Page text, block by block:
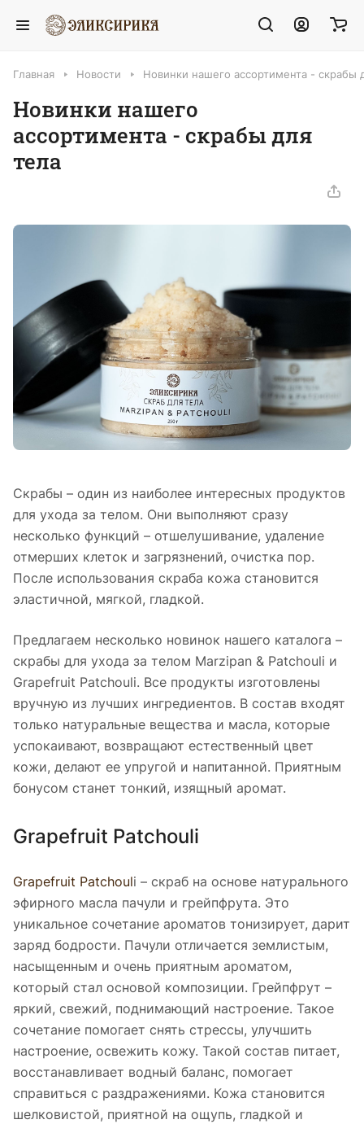
Главная Новости Новинки нашего ассортимента - скрабы
Новинки нашего
ассортимента - скрабы для
тела
Скрабы – один из наиболее интересных продуктов
для ухода за телом. Они выполняют сразу
несколько функций – отшелушивание, удаление
отмерших клеток и загрязнений, очистка пор.
После использования скраба кожа становится
эластичной, мягкой, гладкой.
Предлагаем несколько новинок нашего каталога –
скрабы для ухода за телом Marzipan & Patchouli и
Grapefruit Patchouli. Все продукты изготовлены
вручную из лучших ингредиентов. В состав входят
только натуральные вещества и масла, которые
успокаивают, возвращают естественный цвет
кожи, делают ее упругой и напитанной. Приятным
бонусом станет тонкий, изящный аромат.
Grapefruit Patchouli
Grapefruit Patchouli – скраб на основе натурального
эфирного масла пачули и грейпфрута. Это
уникальное сочетание ароматов тонизирует, дарит
заряд бодрости. Пачули отличается землистым,
насыщенным и очень приятным ароматом,
который стал основой композиции. Грейпфрут –
яркий, свежий, поднимающий настроение. Такое
сочетание помогает снять стрессы, улучшить
настроение, освежить кожу. Такой состав питает,
восстанавливает водный баланс, помогает
справиться с раздражениями. Кожа становится
шелковистой, приятной на ощупь, гладкой и